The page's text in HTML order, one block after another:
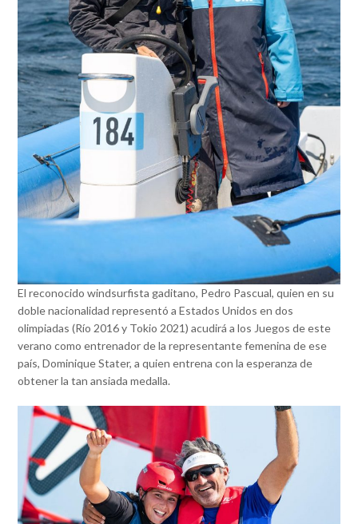
El reconocido windsurfista gaditano, Pedro Pascual, quien en su
doble nacionalidad representó a Estados Unidos en dos
olimpiadas (Río 2016 y Tokio 2021) acudirá a los Juegos de este
verano como entrenador de la representante femenina de ese
país, Dominique Stater, a quien entrena con la esperanza de
obtener la tan ansiada medalla.